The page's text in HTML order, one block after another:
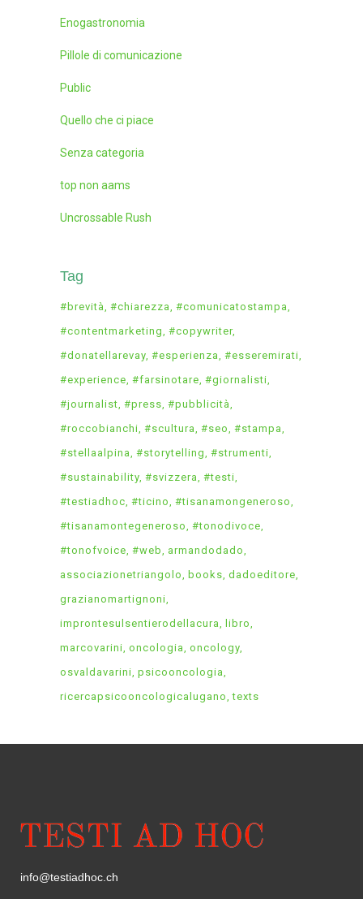
Enogastronomia
Pillole di comunicazione
Public
Quello che ci piace
Senza categoria
top non aams
Uncrossable Rush
Tag
#brevità #chiarezza #comunicatostampa
#contentmarketing #copywriter
#donatellarevay #esperienza #esseremirati
#experience #farsinotare #giornalisti
#journalist #press #pubblicità
#roccobianchi #scultura #seo #stampa
#stellaalpina #storytelling #strumenti
#sustainability #svizzera #testi
#testiadhoc #ticino #tisanamongeneroso
#tisanamontegeneroso #tonodivoce
#tonofvoice #web
armandodado
associazionetriangolo books dadoeditore
grazianomartignoni
improntesulsentierodellacura libro
marcovarini oncologia oncology
osvaldavarini psicooncologia
ricercapsicooncologicalugano texts
info@testiadhoc.ch